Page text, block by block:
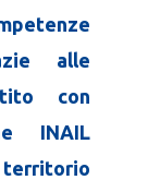
alle
con
INAIL